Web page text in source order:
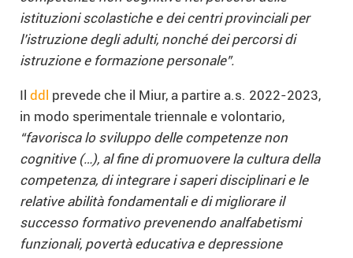
istituzioni scolastiche e dei centri provinciali per
l’istruzione degli adulti, nonché dei percorsi di
istruzione e formazione personale”.
Il ddl prevede che il Miur, a partire a.s. 2022-2023,
in modo sperimentale triennale e volontario,
“favorisca lo sviluppo delle competenze non
cognitive (…), al fine di promuovere la cultura della
competenza, di integrare i saperi disciplinari e le
relative abilità fondamentali e di migliorare il
successo formativo prevenendo analfabetismi
funzionali, povertà educativa e depressione